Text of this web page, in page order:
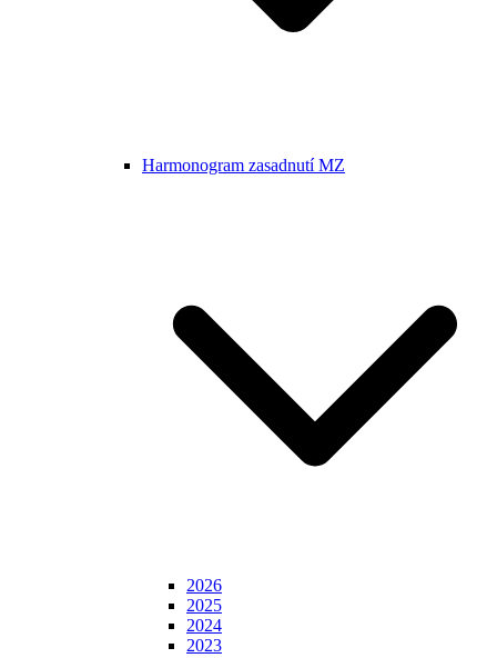
Harmonogram zasadnutí MZ
2026
2025
2024
2023